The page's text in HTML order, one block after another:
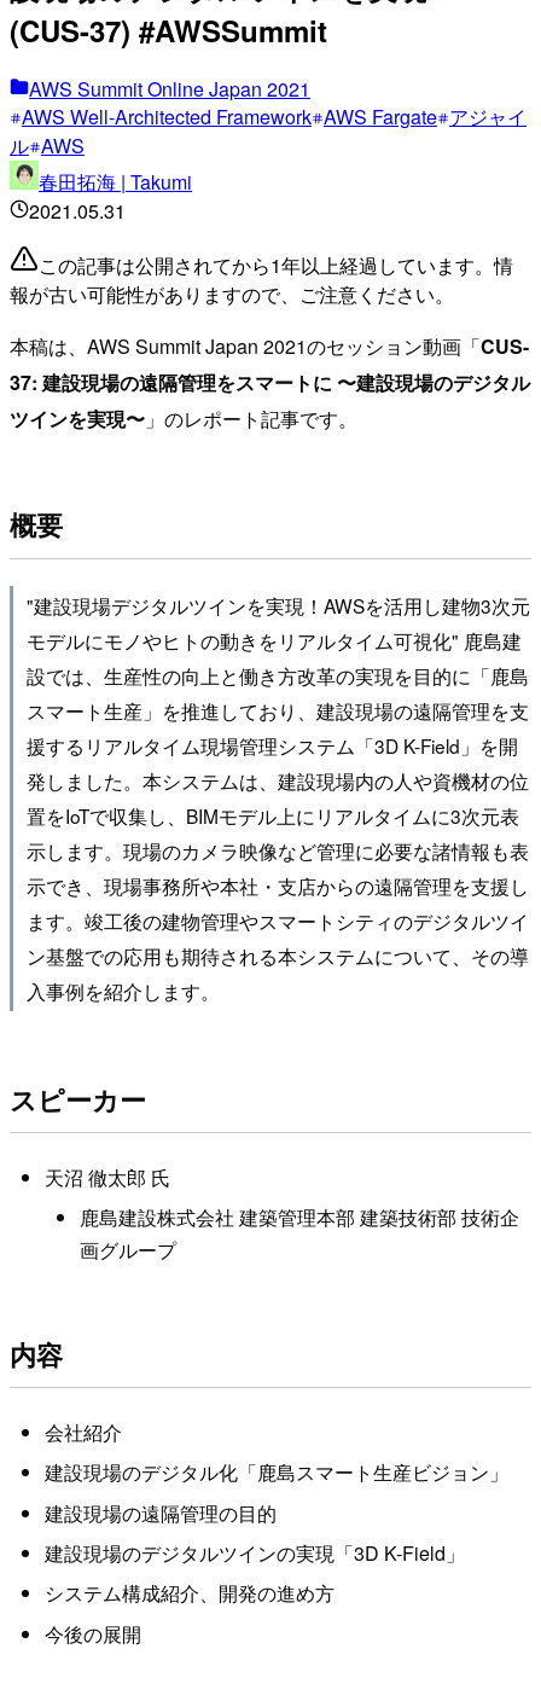
(CUS-37) #AWSSummit
AWS Summit Online Japan 2021
AWS Well-Architected Framework AWS Fargate アジャイ
ル AWS
春田拓海 | Takumi
2021.05.31
この記事は公開されてから1年以上経過しています。情
報が古い可能性がありますので、ご注意ください。
本稿は、AWS Summit Japan 2021のセッション動画「CUS-
37: 建設現場の遠隔管理をスマートに 〜建設現場のデジタル
ツインを実現〜 」のレポート記事です。
概要
"建設現場デジタルツインを実現！AWSを活用し建物3次元
モデルにモノやヒトの動きをリアルタイム可視化" 鹿島建
設では、生産性の向上と働き方改革の実現を目的に「鹿島
スマート生産」を推進しており、建設現場の遠隔管理を支
援するリアルタイム現場管理システム「3D K-Field」を開
発しました。本システムは、建設現場内の人や資機材の位
置をIoTで収集し、BIMモデル上にリアルタイムに3次元表
示します。現場のカメラ映像など管理に必要な諸情報も表
示でき、現場事務所や本社・支店からの遠隔管理を支援し
ます。竣工後の建物管理やスマートシティのデジタルツイ
ン基盤での応用も期待される本システムについて、その導
入事例を紹介します。
スピーカー
天沼 徹太郎 氏
鹿島建設株式会社 建築管理本部 建築技術部 技術企
画グループ
内容
会社紹介
建設現場のデジタル化「鹿島スマート生産ビジョン」
建設現場の遠隔管理の目的
建設現場のデジタルツインの実現「3D K-Field」
システム構成紹介、開発の進め方
今後の展開